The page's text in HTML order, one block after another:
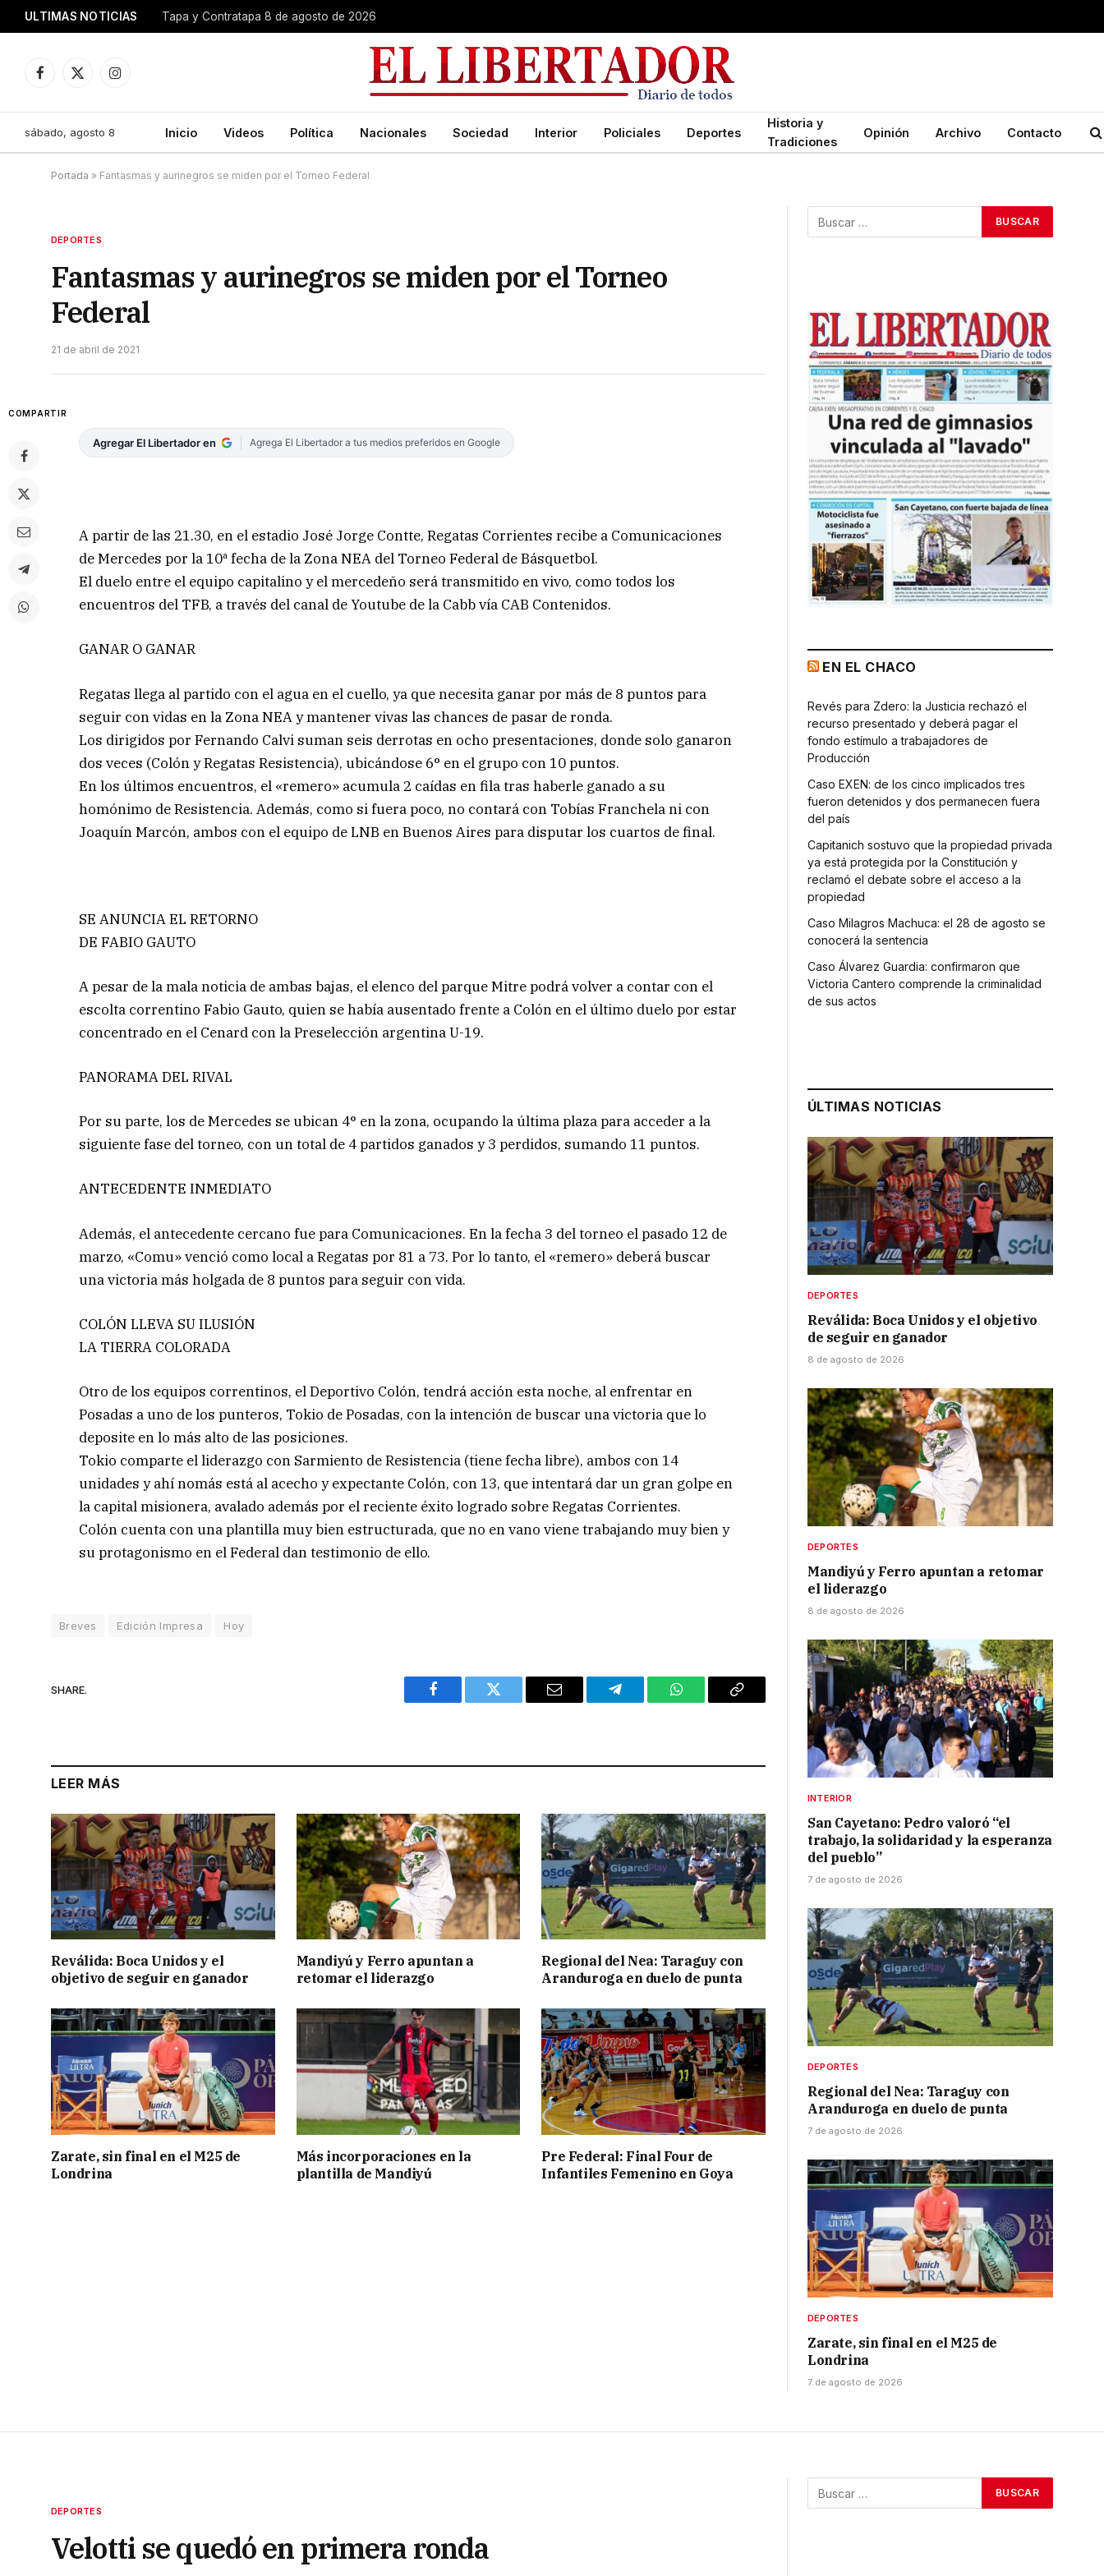
ULTIMAS NOTICIAS Tapa y Contratapa 8 de agosto de 2026
Facebook
X
Instagram
sábado, agosto 8 Inicio Videos Política Nacionales Sociedad Interior Policiales Deportes
Historia y
Tradiciones
Opinión Archivo Contacto
Portada » Fantasmas y aurinegros se miden por el Torneo Federal
DEPORTES
Fantasmas y aurinegros se miden por el Torneo
Federal
21 de abril de 2021
COMPARTIR
Agregar El Libertador en Agrega El Libertador a tus medios preferidos en Google
A partir de las 21.30, en el estadio José Jorge Contte, Regatas Corrientes recibe a Comunicaciones
de Mercedes por la 10ª fecha de la Zona NEA del Torneo Federal de Básquetbol.
El duelo entre el equipo capitalino y el mercedeño será transmitido en vivo, como todos los
encuentros del TFB, a través del canal de Youtube de la Cabb vía CAB Contenidos.
GANAR O GANAR
Regatas llega al partido con el agua en el cuello, ya que necesita ganar por más de 8 puntos para
seguir con vidas en la Zona NEA y mantener vivas las chances de pasar de ronda.
Los dirigidos por Fernando Calvi suman seis derrotas en ocho presentaciones, donde solo ganaron
dos veces (Colón y Regatas Resistencia), ubicándose 6° en el grupo con 10 puntos.
En los últimos encuentros, el «remero» acumula 2 caídas en fila tras haberle ganado a su
homónimo de Resistencia. Además, como si fuera poco, no contará con Tobías Franchela ni con
Joaquín Marcón, ambos con el equipo de LNB en Buenos Aires para disputar los cuartos de final.
SE ANUNCIA EL RETORNO
DE FABIO GAUTO
A pesar de la mala noticia de ambas bajas, el elenco del parque Mitre podrá volver a contar con el
escolta correntino Fabio Gauto, quien se había ausentado frente a Colón en el último duelo por estar
concentrado en el Cenard con la Preselección argentina U-19.
PANORAMA DEL RIVAL
Por su parte, los de Mercedes se ubican 4° en la zona, ocupando la última plaza para acceder a la
siguiente fase del torneo, con un total de 4 partidos ganados y 3 perdidos, sumando 11 puntos.
ANTECEDENTE INMEDIATO
Además, el antecedente cercano fue para Comunicaciones. En la fecha 3 del torneo el pasado 12 de
marzo, «Comu» venció como local a Regatas por 81 a 73. Por lo tanto, el «remero» deberá buscar
una victoria más holgada de 8 puntos para seguir con vida.
COLÓN LLEVA SU ILUSIÓN
LA TIERRA COLORADA
Otro de los equipos correntinos, el Deportivo Colón, tendrá acción esta noche, al enfrentar en
Posadas a uno de los punteros, Tokio de Posadas, con la intención de buscar una victoria que lo
deposite en lo más alto de las posiciones.
Tokio comparte el liderazgo con Sarmiento de Resistencia (tiene fecha libre), ambos con 14
unidades y ahí nomás está al acecho y expectante Colón, con 13, que intentará dar un gran golpe en
la capital misionera, avalado además por el reciente éxito logrado sobre Regatas Corrientes.
Colón cuenta con una plantilla muy bien estructurada, que no en vano viene trabajando muy bien y
su protagonismo en el Federal dan testimonio de ello.
Breves Edición Impresa Hoy
SHARE.
Facebook Twitter Email Telegram WhatsAppCopy
LEER MÁS
Reválida: Boca Unidos y el
objetivo de seguir en ganador
Mandiyú y Ferro apuntan a
retomar el liderazgo
Regional del Nea: Taraguy con
Aranduroga en duelo de punta
Zarate, sin final en el M25 de
Londrina
Más incorporaciones en la
plantilla de Mandiyú
Pre Federal: Final Four de
Infantiles Femenino en Goya
EN EL CHACO
Revés para Zdero: la Justicia rechazó el
recurso presentado y deberá pagar el
fondo estímulo a trabajadores de
Producción
Caso EXEN: de los cinco implicados tres
fueron detenidos y dos permanecen fuera
del país
Capitanich sostuvo que la propiedad privada
ya está protegida por la Constitución y
reclamó el debate sobre el acceso a la
propiedad
Caso Milagros Machuca: el 28 de agosto se
conocerá la sentencia
Caso Álvarez Guardia: confirmaron que
Victoria Cantero comprende la criminalidad
de sus actos
ÚLTIMAS NOTICIAS
DEPORTES
Reválida: Boca Unidos y el objetivo
de seguir en ganador
8 de agosto de 2026
DEPORTES
Mandiyú y Ferro apuntan a retomar
el liderazgo
8 de agosto de 2026
INTERIOR
San Cayetano: Pedro valoró “el
trabajo, la solidaridad y la esperanza
del pueblo”
7 de agosto de 2026
DEPORTES
Regional del Nea: Taraguy con
Aranduroga en duelo de punta
7 de agosto de 2026
DEPORTES
Zarate, sin final en el M25 de
Londrina
7 de agosto de 2026
DEPORTES
Velotti se quedó en primera ronda